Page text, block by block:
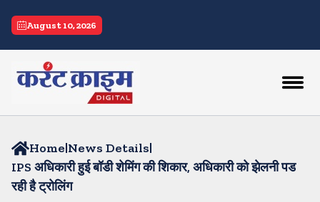
August 10, 2026
Home|News Details|
IPS अधिकारी हुई बॉडी शेमिंग की शिकार, अधिकारी को झेलनी पड
रही है ट्रोलिंग